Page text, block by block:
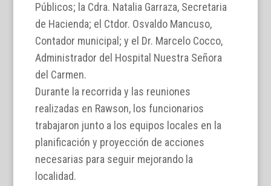
Públicos; la Cdra. Natalia Garraza, Secretaria
de Hacienda; el Ctdor. Osvaldo Mancuso,
Contador municipal; y el Dr. Marcelo Cocco,
Administrador del Hospital Nuestra Señora
del Carmen.
Durante la recorrida y las reuniones
realizadas en Rawson, los funcionarios
trabajaron junto a los equipos locales en la
planificación y proyección de acciones
necesarias para seguir mejorando la
localidad.